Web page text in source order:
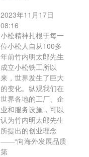
2023年11月17日
08:16
小松精神扎根于每一
位小松人自从100多
年前竹内明太郎先生
成立小松铁工所以
来，世界发生了巨大
的变化。纵观我们在
世界各地的工厂、企
业和服务设施，可以
认为竹内明太郎先生
所提出的创业理念
——“向海外发展品质
第